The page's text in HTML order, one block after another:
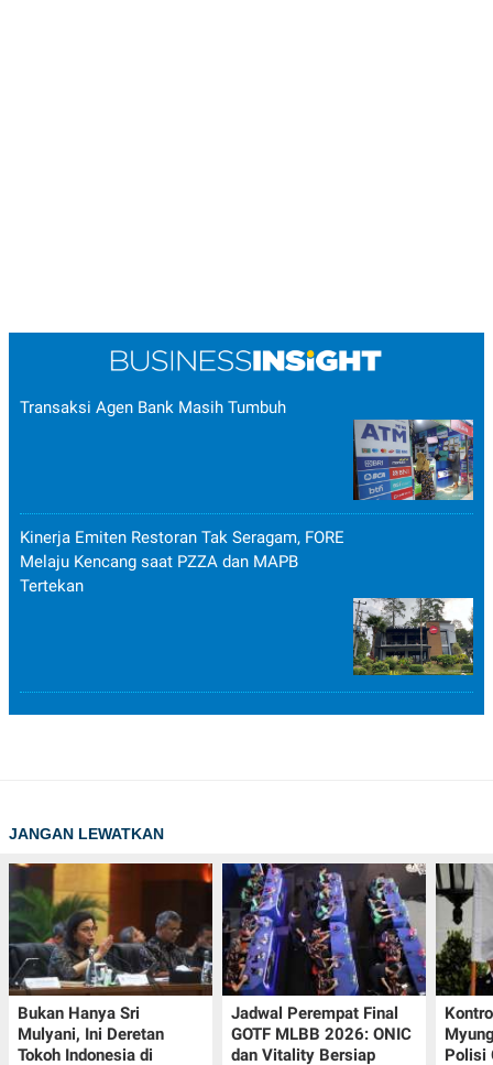
Transaksi Agen Bank Masih Tumbuh
Kinerja Emiten Restoran Tak Seragam, FORE
Melaju Kencang saat PZZA dan MAPB
Tertekan
JANGAN LEWATKAN
Bukan Hanya Sri
Mulyani, Ini Deretan
Tokoh Indonesia di
Jadwal Perempat Final
GOTF MLBB 2026: ONIC
dan Vitality Bersiap
Polisi